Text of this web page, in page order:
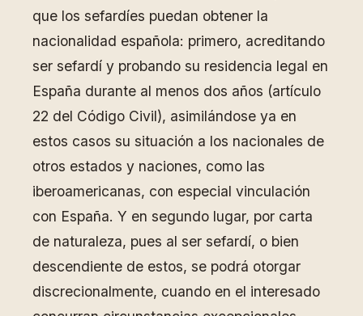
que los sefardíes puedan obtener la
nacionalidad española: primero, acreditando
ser sefardí y probando su residencia legal en
España durante al menos dos años (artículo
22 del Código Civil), asimilándose ya en
estos casos su situación a los nacionales de
otros estados y naciones, como las
iberoamericanas, con especial vinculación
con España. Y en segundo lugar, por carta
de naturaleza, pues al ser sefardí, o bien
descendiente de estos, se podrá otorgar
discrecionalmente, cuando en el interesado